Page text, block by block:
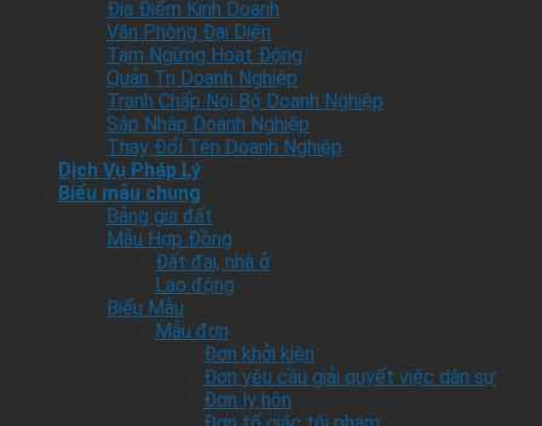
Địa Điểm Kinh Doanh
Văn Phòng Đại Diện
Tạm Ngừng Hoạt Động
Quản Trị Doanh Nghiệp
Tranh Chấp Nội Bộ Doanh Nghiệp
Sáp Nhập Doanh Nghiệp
Thay Đổi Tên Doanh Nghiệp
Dịch Vụ Pháp Lý
Biểu mẫu chung
Bảng giá đất
Mẫu Hợp Đồng
Đất đai, nhà ở
Lao động
Biểu Mẫu
Mẫu đơn
Đơn khởi kiện
Đơn yêu cầu giải quyết việc dân sự
Đơn ly hôn